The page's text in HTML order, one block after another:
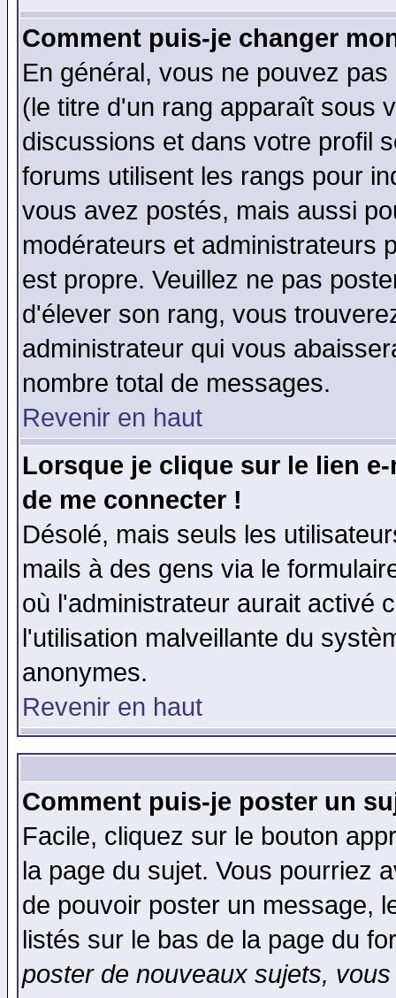
Comment puis-je changer
En général, vous ne pouvez
(le titre d'un rang apparaît sous
discussions et dans votre profil
forums utilisent les rangs pour
vous avez postés, mais aussi
modérateurs et administrateurs
est propre. Veuillez ne pas
d'élever son rang, vous
administrateur qui vous
nombre total de messages.
Revenir en haut
Lorsque je clique sur le lien
de me connecter !
Désolé, mais seuls les
mails à des gens via le
où l'administrateur aurait activé
l'utilisation malveillante du
anonymes.
Revenir en haut
Comment puis-je poster un
Facile, cliquez sur le bouton
la page du sujet. Vous pourriez
de pouvoir poster un message,
listés sur le bas de la page du
poster de nouveaux sujets,